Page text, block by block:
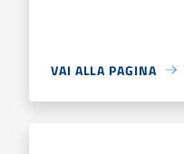
VAI ALLA PAGINA